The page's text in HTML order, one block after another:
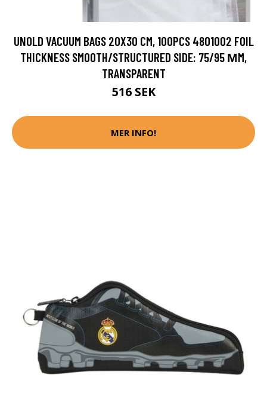
UNOLD VACUUM BAGS 20X30 CM, 100PCS 4801002 FOIL
THICKNESS SMOOTH/STRUCTURED SIDE: 75/95 ΜM,
TRANSPARENT
516 SEK
MER INFO!